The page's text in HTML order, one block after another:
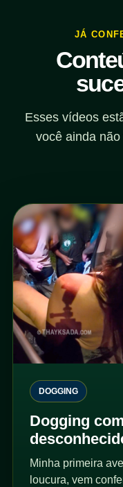
JÁ
Esses vídeos
você ainda
DOGGING
Dogging
Minha primeira
loucura, vem